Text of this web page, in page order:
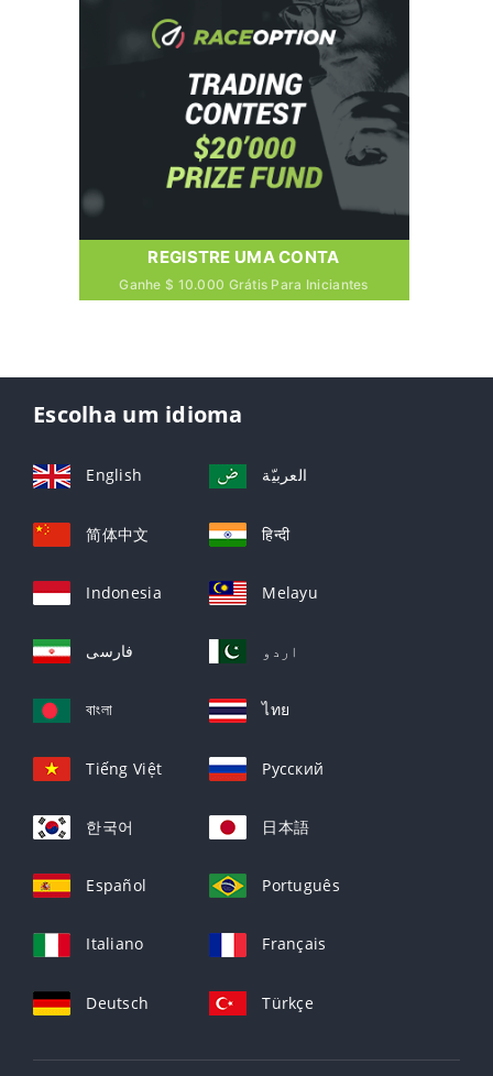
REGISTRE UMA CONTA
Ganhe $ 10.000 Grátis Para Iniciantes
Escolha um idioma
English العربيّة
简体中文 हिन्दी
Indonesia Melayu
فارسی اردو
বাংলা ไทย
Tiếng Việt Русский
한국어 日本語
Español Português
Italiano Français
Deutsch Türkçe